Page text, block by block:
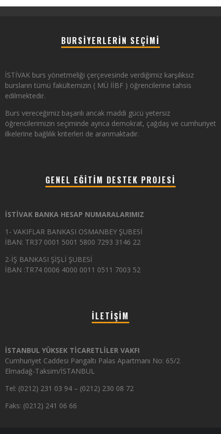
BURSIYERLERIN SEÇIMI
İSTİVAK burs yönetmeliği çerçevesinde verdiğimiz karşılıksız
bursların tümü fakültemizin ( MÜ İİBF ) öğrencilerine tahsis
edilmektedir.
Burs vereceğimiz başarılı ancak maddi gücü yetersiz
öğrencilerimizin seçiminde ayrıca demokrat, çağdaş ve cumhuriyet
ilkelerine bağlılık kriterleri de aranmaktadır.
GENEL EĞITIM DESTEK PROJESI
İSTİVAK BANKA HESAP NUMARALARIMIZ
1- VAKIFLAR BANKASI OSMANBEY ŞUBESİ
İBAN: TR37 0001 5001 5800 7293 3146 22
2-İŞ BANKASI ŞİŞLİ ŞUBESİ
İBAN :TR74 0006 4000 0011 0511 7003 52
İLETIŞIM
İSTANBUL YÜKSEK TİCARETLİLER VAKFI
Cumhuriyet Caddesi Pangaltı Palas Apartmanı No: 65/2
Elmadağ-Taksim/İSTANBUL
Tel: (0212) 231 03 94 – (0212) 230 08 72
Faks: (0212) 241 06 66